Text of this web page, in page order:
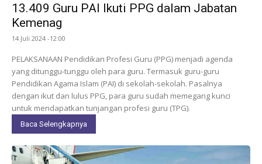
13.409 Guru PAI Ikuti PPG dalam Jabatan
Kemenag
14 Juli 2024 -12:00
PELAKSANAAN Pendidikan Profesi Guru (PPG) menjadi agenda
yang ditunggu-tunggu oleh para guru. Termasuk guru-guru
Pendidikan Agama Islam (PAI) di sekolah-sekolah. Pasalnya
dengan ikut dan lulus PPG, para guru sudah memegang kunci
untuk mendapatkan tunjangan profesi guru (TPG).
Baca Selengkapnya